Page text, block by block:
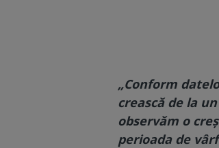
„Conform
crească de la
observăm o
perioada de